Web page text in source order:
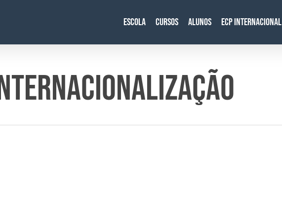
Escola Cursos Alunos ECP Internacional